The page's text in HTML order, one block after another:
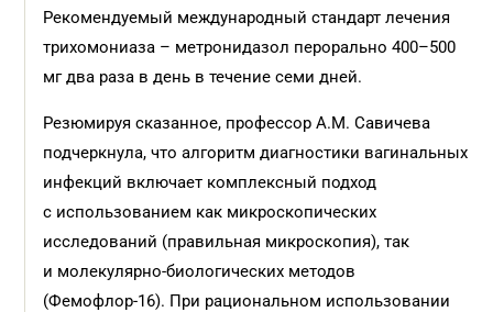
Рекомендуемый международный стандарт лечения
трихомониаза – метронидазол перорально 400–500
мг два раза в день в течение семи дней.
Резюмируя сказанное, профессор А.М. Савичева
подчеркнула, что алгоритм диагностики вагинальных
инфекций включает комплексный подход
с использованием как микроскопических
исследований (правильная микроскопия), так
и молекулярно-биологических методов
(Фемофлор-16). При рациональном использовании